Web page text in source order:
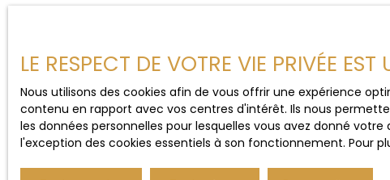
Conseils pour réussir votre
Étudiez le marché local
: Les biens de prestige
:
Anticipez les coûts: Entretien, fiscalité et
LE RESPECT DE VOTRE VIE PRIVÉE
Nous utilisons des cookies afin de vous offrir une expérience
contenu en rapport avec vos centres d'intérêt. Ils nous
les données personnelles pour lesquelles vous avez donné
l'exception des cookies essentiels à son fonctionnement. Pour